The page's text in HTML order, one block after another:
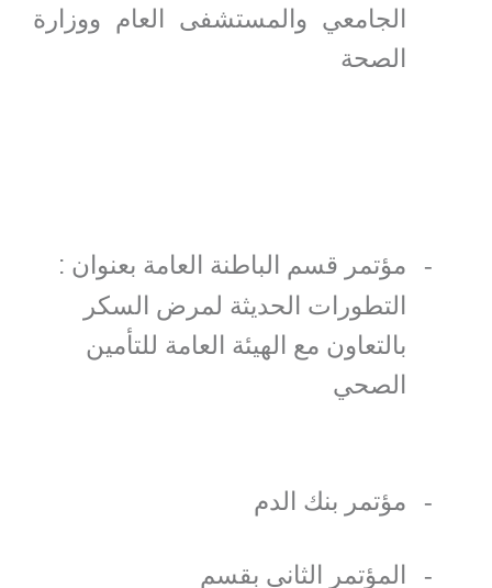
الجامعي والمستشفى العام ووزارة
الصحة
-
مؤتمر قسم الباطنة العامة بعنوان :
التطورات الحديثة لمرض السكر
بالتعاون مع الهيئة العامة للتأمين
الصحي
- مؤتمر بنك الدم
- المؤتمر الثاني بقسم